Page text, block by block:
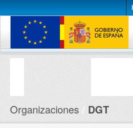
Conjuntos de datos
Organizaciones DGT